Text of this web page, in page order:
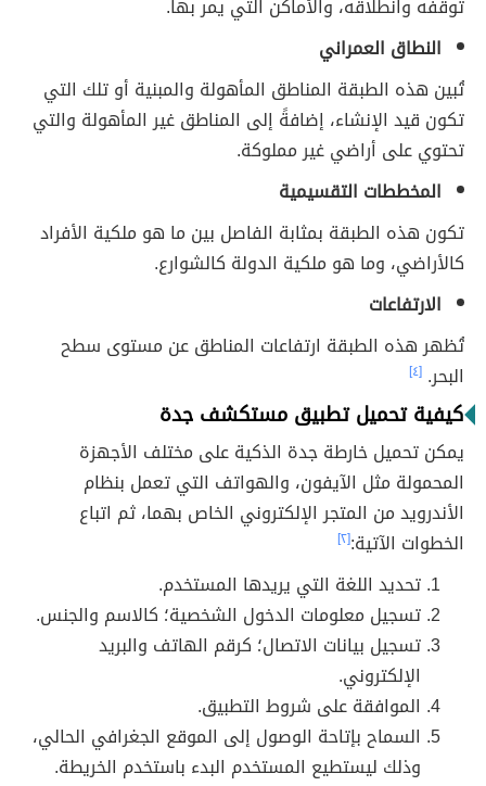
توقفه وانطلاقه، والأماكن التي يمر بها.
النطاق العمراني
تُبين هذه الطبقة المناطق المأهولة والمبنية أو تلك التي
تكون قيد الإنشاء، إضافةً إلى المناطق غير المأهولة والتي
تحتوي على أراضي غير مملوكة.
المخططات التقسيمية
تكون هذه الطبقة بمثابة الفاصل بين ما هو ملكية الأفراد
كالأراضي، وما هو ملكية الدولة كالشوارع.
الارتفاعات
تُظهر هذه الطبقة ارتفاعات المناطق عن مستوى سطح
البحر. [٤]
كيفية تحميل تطبيق مستكشف جدة
يمكن تحميل خارطة جدة الذكية على مختلف الأجهزة
المحمولة مثل الآيفون، والهواتف التي تعمل بنظام
الأندرويد من المتجر الإلكتروني الخاص بهما، ثم اتباع
الخطوات الآتية:[٢]
تحديد اللغة التي يريدها المستخدم.
تسجيل معلومات الدخول الشخصية؛ كالاسم والجنس.
تسجيل بيانات الاتصال؛ كرقم الهاتف والبريد
الإلكتروني.
الموافقة على شروط التطبيق.
السماح بإتاحة الوصول إلى الموقع الجغرافي الحالي،
وذلك ليستطيع المستخدم البدء باستخدم الخريطة.